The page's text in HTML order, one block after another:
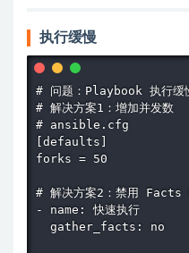
执行缓慢
# 问题：Playbook 执行缓
# 解决方案1：增加并发数
# ansible.cfg
[defaults]
forks = 50
# 解决方案2：禁用 Facts
- name: 快速执行
  gather_facts: no